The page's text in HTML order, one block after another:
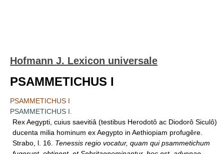
Hofmann J. Lexicon universale
PSAMMETICHUS I
PSAMMETICHUS I
PSAMMETICHUS I.
Rex Aegypti, cuius saevitiâ (testibus Herodotô ac Diodorô Siculô)
ducenta milia hominum ex Aegypto in Aethiopiam profugêre.
Strabo, l. 16. Tenessis regio vocatur, quam qui psammetichum